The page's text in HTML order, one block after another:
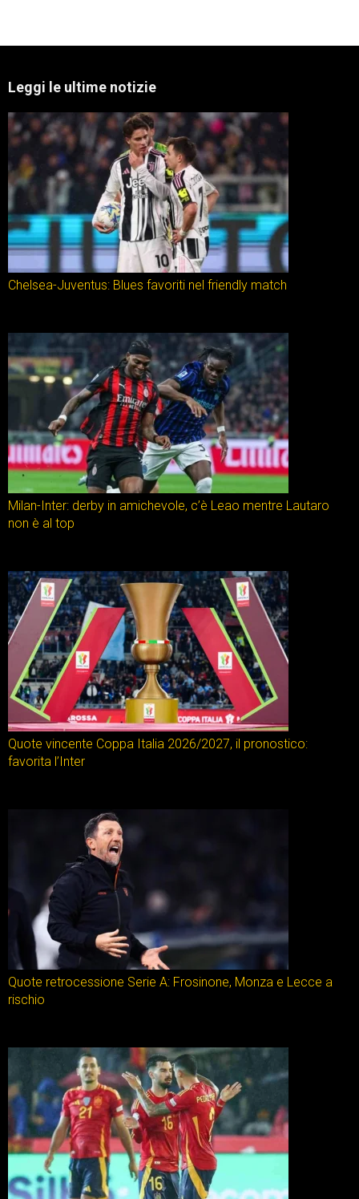
Leggi le ultime notizie
Chelsea-Juventus: Blues favoriti nel friendly match
Milan-Inter: derby in amichevole, c’è Leao mentre Lautaro
non è al top
Quote vincente Coppa Italia 2026/2027, il pronostico:
favorita l’Inter
Quote retrocessione Serie A: Frosinone, Monza e Lecce a
rischio